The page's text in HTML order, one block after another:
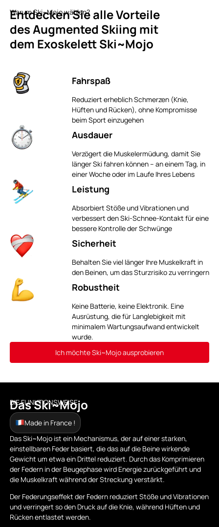
Warum Ski~Mojo wählen?
Entdecken Sie alle Vorteile
des Augmented Skiing mit
dem Exoskelett Ski~Mojo
Fahrspaß
Reduziert erheblich Schmerzen (Knie,
Hüften und Rücken), ohne Kompromisse
beim Sport einzugehen
Ausdauer
Verzögert die Muskelermüdung, damit Sie
länger Ski fahren können – an einem Tag, in
einer Woche oder im Laufe Ihres Lebens
Leistung
Absorbiert Stöße und Vibrationen und
verbessert den Ski-Schnee-Kontakt für eine
bessere Kontrolle der Schwünge
Sicherheit
Behalten Sie viel länger Ihre Muskelkraft in
den Beinen, um das Sturzrisiko zu verringern
Robustheit
Keine Batterie, keine Elektronik. Eine
Ausrüstung, die für Langlebigkeit mit
minimalem Wartungsaufwand entwickelt
wurde.
Ich möchte Ski~Mojo ausprobieren
DIE FUNKTIONSWEISE
Das Ski~Mojo
Made in France !
Das Ski~Mojo ist ein Mechanismus, der auf einer starken,
einstellbaren Feder basiert, die das auf die Beine wirkende
Gewicht um etwa ein Drittel reduziert. Durch das Komprimieren
der Federn in der Beugephase wird Energie zurückgeführt und
die Muskelkraft während der Streckung verstärkt.
Der Federungseffekt der Federn reduziert Stöße und Vibrationen
und verringert so den Druck auf die Knie, während Hüften und
Rücken entlastet werden.